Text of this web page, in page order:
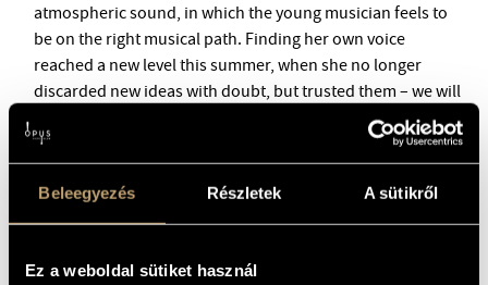
Beleegyezés Részletek A sütikről
Ez a weboldal sütiket használ
atmospheric sound, in which the young musician feels to
be on the right musical path. Finding her own voice
reached a new level this summer, when she no longer
discarded new ideas with doubt, but trusted them – we will
be introduced to these ideas and this sound at her
September concert.